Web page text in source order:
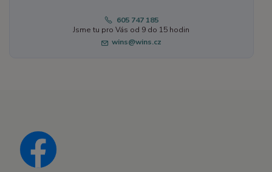
605 747 185
Jsme tu pro Vás od 9 do 15 hodin
wins@wins.cz